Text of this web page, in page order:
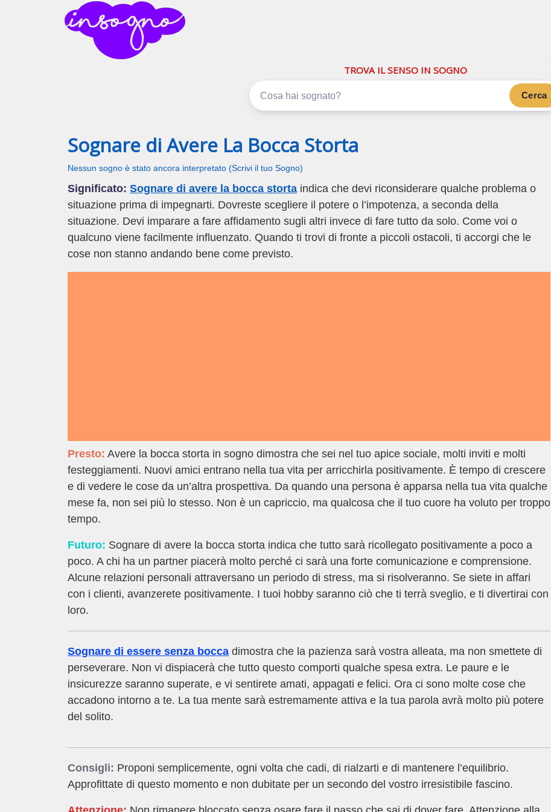
TROVA IL SENSO IN SOGNO
Cerca
Sognare di Avere La Bocca Storta
Nessun sogno è stato ancora interpretato (Scrivi il tuo Sogno)
Significato: Sognare di avere la bocca storta indica che devi riconsiderare qualche problema o
situazione prima di impegnarti. Dovreste scegliere il potere o l’impotenza, a seconda della
situazione. Devi imparare a fare affidamento sugli altri invece di fare tutto da solo. Come voi o
qualcuno viene facilmente influenzato. Quando ti trovi di fronte a piccoli ostacoli, ti accorgi che le
cose non stanno andando bene come previsto.
Presto: Avere la bocca storta in sogno dimostra che sei nel tuo apice sociale, molti inviti e molti
festeggiamenti. Nuovi amici entrano nella tua vita per arricchirla positivamente. È tempo di crescere
e di vedere le cose da un’altra prospettiva. Da quando una persona è apparsa nella tua vita qualche
mese fa, non sei più lo stesso. Non è un capriccio, ma qualcosa che il tuo cuore ha voluto per troppo
tempo.
Futuro: Sognare di avere la bocca storta indica che tutto sarà ricollegato positivamente a poco a
poco. A chi ha un partner piacerà molto perché ci sarà una forte comunicazione e comprensione.
Alcune relazioni personali attraversano un periodo di stress, ma si risolveranno. Se siete in affari
con i clienti, avanzerete positivamente. I tuoi hobby saranno ciò che ti terrà sveglio, e ti divertirai con
loro.
Sognare di essere senza bocca dimostra che la pazienza sarà vostra alleata, ma non smettete di
perseverare. Non vi dispiacerà che tutto questo comporti qualche spesa extra. Le paure e le
insicurezze saranno superate, e vi sentirete amati, appagati e felici. Ora ci sono molte cose che
accadono intorno a te. La tua mente sarà estremamente attiva e la tua parola avrà molto più potere
del solito.
Consigli: Proponi semplicemente, ogni volta che cadi, di rialzarti e di mantenere l’equilibrio.
Approfittate di questo momento e non dubitate per un secondo del vostro irresistibile fascino.